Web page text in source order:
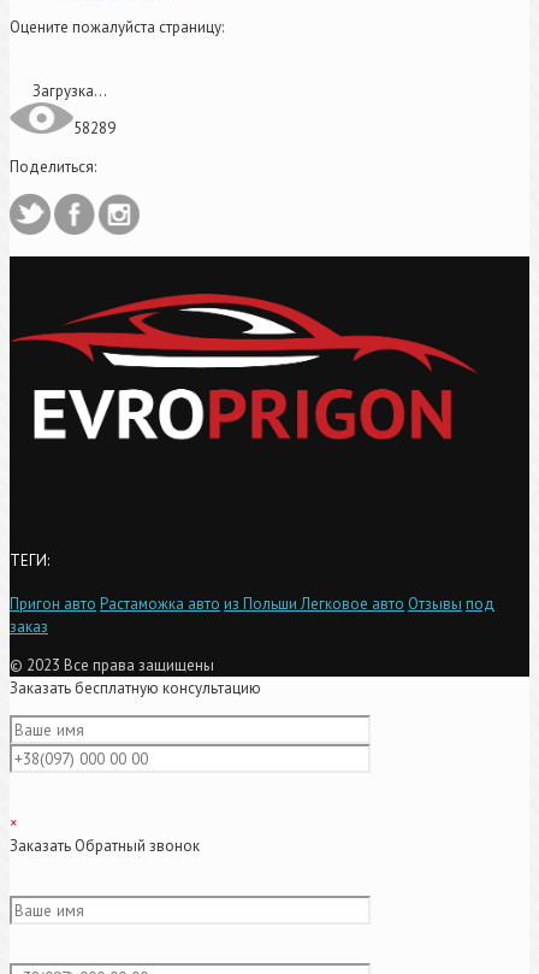
Оцените пожалуйста страницу:
Загрузка...
58289
Поделиться:
ТЕГИ:
Пригон авто Растаможка авто из ПольшиЛегковое авто Отзывы под
заказ
© 2023 Все права защищены
Заказать бесплатную консультацию
×
Заказать Обратный звонок